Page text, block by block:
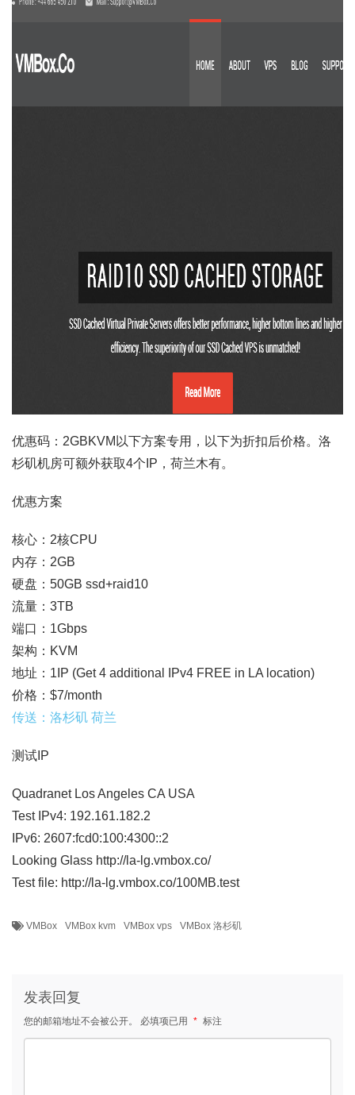
优惠码：2GBKVM以下方案专用，以下为折扣后价格。洛
杉矶机房可额外获取4个IP，荷兰木有。
优惠方案
核心：2核CPU
内存：2GB
硬盘：50GB ssd+raid10
流量：3TB
端口：1Gbps
架构：KVM
地址：1IP (Get 4 additional IPv4 FREE in LA location)
价格：$7/month
传送：洛杉矶 荷兰
测试IP
Quadranet Los Angeles CA USA
Test IPv4: 192.161.182.2
IPv6: 2607:fcd0:100:4300::2
Looking Glass http://la-lg.vmbox.co/
Test file: http://la-lg.vmbox.co/100MB.test
VMBox VMBox kvm VMBox vps VMBox 洛杉矶
发表回复
您的邮箱地址不会被公开。 必填项已用 * 标注